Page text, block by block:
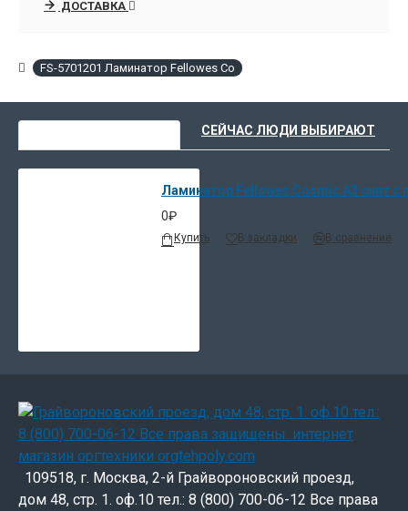
ламинирования, что гарантирует его
системы освобождения, звукового сигнала
готовности гарантируют надежную и безопасную
эксплуатацию аппарата. Аппарат облегчен и
имеет удобную ручку для переноса.
ДОСТАВКА
FS-5701201 Ламинатор Fellowes Co
СЕЙЧАС ЛЮДИ ВЫБИРАЮТ
Ламинатор Fellowes Cosmic A3 снят с
0₽
Купить В закладки В сравнение
109518, г. Москва, 2-й Грайвороновский проезд,
дом 48, стр. 1. оф.10 тел.: 8 (800) 700-06-12 Все права